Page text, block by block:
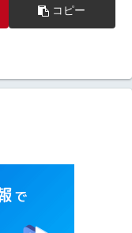
コピー